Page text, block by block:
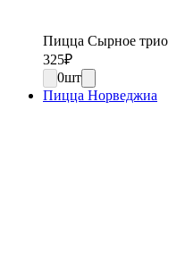
Пицца Сырное трио
325₽
0шт
Пицца Норведжиа